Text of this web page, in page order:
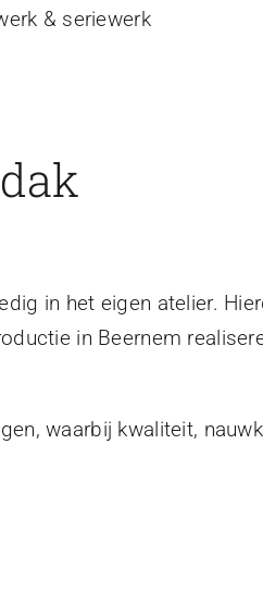
& seriewerk
in het eigen atelier.
in Beernem
waarbij kwaliteit,